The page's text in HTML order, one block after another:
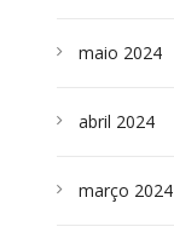
maio 2024
abril 2024
março 2024